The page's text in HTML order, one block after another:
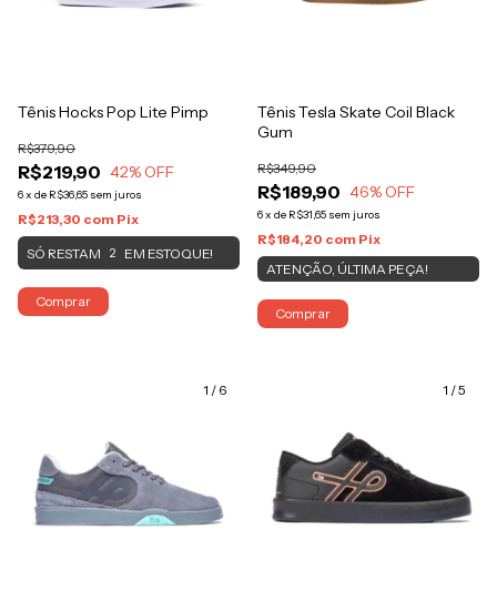
Tênis Hocks Pop Lite Pimp
R$219,90
R$379,90
42% OFF
6x de R$36,65 sem juros
R$213,30 com Pix
SÓ RESTAM 2 EM ESTOQUE!
Comprar
Tênis Tesla Skate Coil Black
Gum
R$189,90
R$349,90
46% OFF
6x de R$31,65 sem juros
R$184,20 com Pix
ATENÇÃO, ÚLTIMA PEÇA!
Comprar
1 / 6 1 /5